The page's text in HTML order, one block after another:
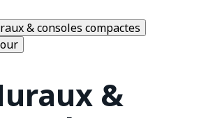
& consoles compactes
&